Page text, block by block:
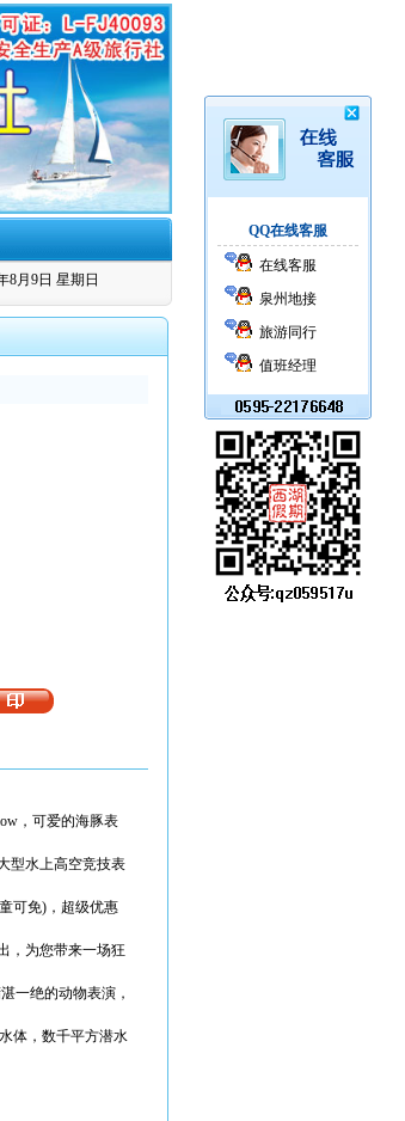
QQ在线客服
在线客服
泉州地接
旅游同行
值班经理
社被评为安全生产标准化二级企业
8月9日 星期日
，可爱的海豚表
型水上高空竞技表
可免)，超级优惠
，为您带来一场狂
一绝的动物表演，
体，数千平方潜水